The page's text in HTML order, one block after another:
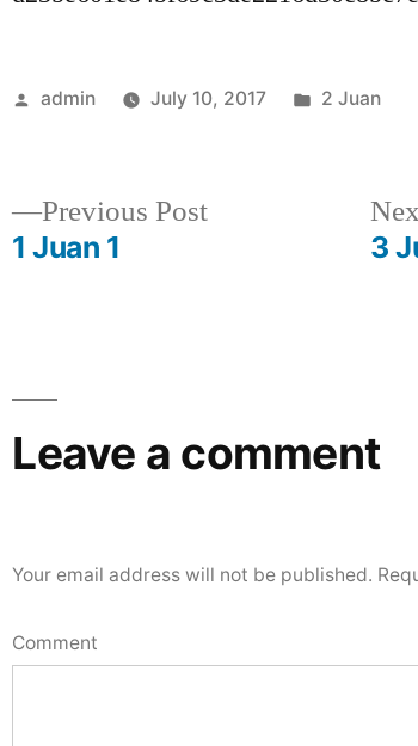
Posted
admin July 10, 2017
Posted
2 Juan
Previous PostPrevious
1 Juan 1 3
Leave a comment
Your email address will not be published.
Comment